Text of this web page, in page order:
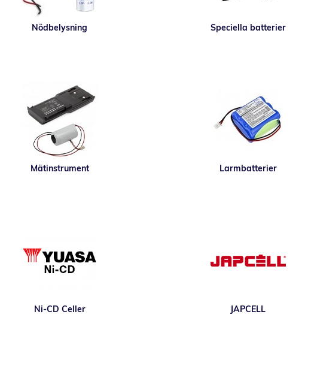
Nödbelysning Speciella batterier
Mätinstrument Larmbatterier
Ni-CD Celler JAPCELL